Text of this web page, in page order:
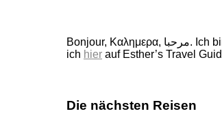
Bonjour, Καλημερα, مرحبا. Ich bin Esther, Fotografin, Buchautorin und Weltenbummlerin. 160 wunderschöne Länder durfte ich schon bereisen, von ihnen erzähle
ich hier auf Esther’s Travel
Die nächsten Reisen